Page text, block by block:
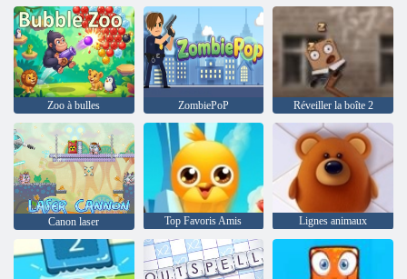
Zoo à bulles ZombiePoP Réveiller la boîte 2
Canon laser Top Favoris Amis Lignes animaux